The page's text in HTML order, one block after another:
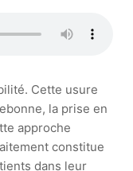
Cette usure
la prise en
approche
constitue
dans leur